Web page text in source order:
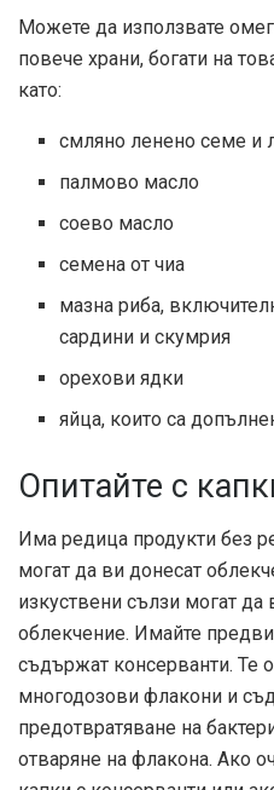
Можете да използвате
повече храни, богати на
като:
смляно ленено семе и
палмово масло
соево масло
семена от чиа
мазна риба,
сардини и скумрия
орехови ядки
яйца, които са
Опитайте с
Има редица продукти без
могат да ви донесат
изкуствени сълзи могат
облекчение. Имайте
съдържат консерванти. Те
многодозови флакони и
предотвратяване на
отваряне на флакона. Ако